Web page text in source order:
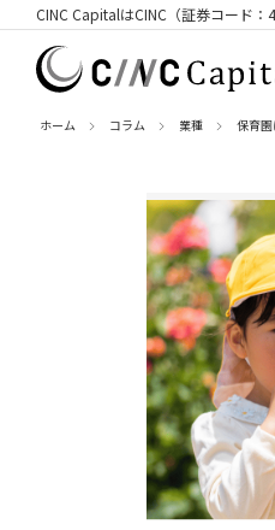
CINC CapitalはCINC（証券コード：
ホーム コラム 業種 保育